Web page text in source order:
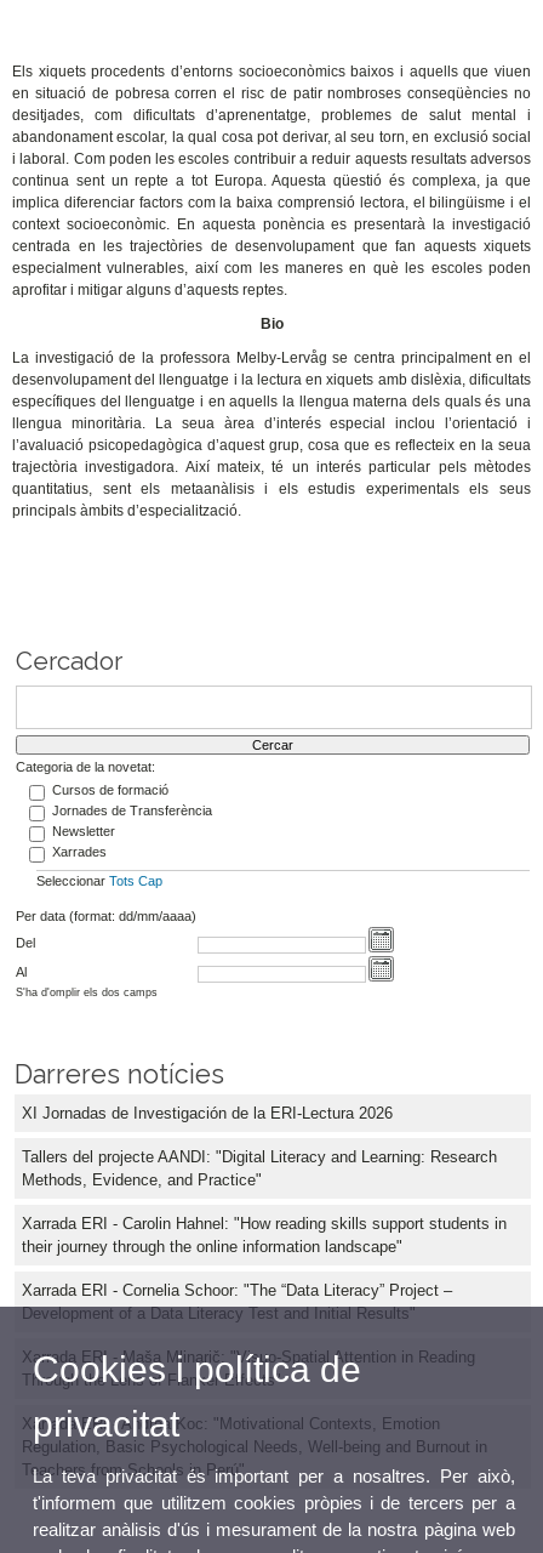
Els xiquets procedents d’entorns socioeconòmics baixos i aquells que viuen
en situació de pobresa corren el risc de patir nombroses conseqüències no
desitjades, com dificultats d’aprenentatge, problemes de salut mental i
abandonament escolar, la qual cosa pot derivar, al seu torn, en exclusió social
i laboral. Com poden les escoles contribuir a reduir aquests resultats adversos
continua sent un repte a tot Europa. Aquesta qüestió és complexa, ja que
implica diferenciar factors com la baixa comprensió lectora, el bilingüisme i el
context socioeconòmic. En aquesta ponència es presentarà la investigació
centrada en les trajectòries de desenvolupament que fan aquests xiquets
especialment vulnerables, així com les maneres en què les escoles poden
aprofitar i mitigar alguns d’aquests reptes.
Bio
La investigació de la professora Melby-Lervåg se centra principalment en el
desenvolupament del llenguatge i la lectura en xiquets amb dislèxia, dificultats
específiques del llenguatge i en aquells la llengua materna dels quals és una
llengua minoritària. La seua àrea d’interés especial inclou l’orientació i
l’avaluació psicopedagògica d’aquest grup, cosa que es reflecteix en la seua
trajectòria investigadora. Així mateix, té un interés particular pels mètodes
quantitatius, sent els metaanàlisis i els estudis experimentals els seus
principals àmbits d’especialització.
Cercador
Categoria de la novetat:
Cursos de formació
Jornades de Transferència
Newsletter
Xarrades
Seleccionar Tots Cap
Per data (format: dd/mm/aaaa)
Del
Al
S'ha d'omplir els dos camps
Darreres notícies
XI Jornadas de Investigación de la ERI-Lectura 2026
Tallers del projecte AANDI: "Digital Literacy and Learning: Research
Methods, Evidence, and Practice"
Xarrada ERI - Carolin Hahnel: "How reading skills support students in
their journey through the online information landscape"
Xarrada ERI - Cornelia Schoor: "The “Data Literacy” Project –
Development of a Data Literacy Test and Initial Results"
Xarrada ERI - Maša Mlinarič: "Visuo-Spatial Attention in Reading
Through the Lens of Flanker Effects"
Xarrada ERI - Andrea Koc: "Motivational Contexts, Emotion
Regulation, Basic Psychological Needs, Well-being and Burnout in
Teachers from Schools in Perú"
Cookies i política de
privacitat
La teva privacitat és important per a nosaltres. Per això,
t'informem que utilitzem cookies pròpies i de tercers per a
realitzar anàlisis d'ús i mesurament de la nostra pàgina web